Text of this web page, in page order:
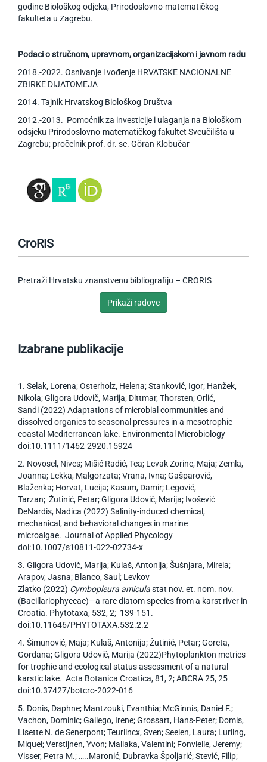
godine Biološkog odjeka, Prirodoslovno-matematičkog
fakulteta u Zagrebu.
Podaci o stručnom, upravnom, organizacijskom i javnom radu
2018.-2022. Osnivanje i vođenje HRVATSKE NACIONALNE
ZBIRKE DIJATOMEJA
2014. Tajnik Hrvatskog Biološkog Društva
2012.-2013. Pomoćnik za investicije i ulaganja na Biološkom
odsjeku Prirodoslovno-matematičkog fakultet Sveučilišta u
Zagrebu; pročelnik prof. dr. sc. Göran Klobučar
CroRIS
Pretraži Hrvatsku znanstvenu bibliografiju – CRORIS
Prikaži radove
Izabrane publikacije
1. Selak, Lorena; Osterholz, Helena; Stanković, Igor; Hanžek,
Nikola; Gligora Udovič, Marija; Dittmar, Thorsten; Orlić,
Sandi (2022) Adaptations of microbial communities and
dissolved organics to seasonal pressures in a mesotrophic
coastal Mediterranean lake. Environmental Microbiology
doi:10.1111/1462-2920.15924
2. Novosel, Nives; Mišić Radić, Tea; Levak Zorinc, Maja; Zemla,
Joanna; Lekka, Malgorzata; Vrana, Ivna; Gašparović,
Blaženka; Horvat, Lucija; Kasum, Damir; Legović,
Tarzan; Žutinić, Petar; Gligora Udovič, Marija; Ivošević
DeNardis, Nadica (2022) Salinity-induced chemical,
mechanical, and behavioral changes in marine
microalgae. Journal of Applied Phycology
doi:10.1007/s10811-022-02734-x
3. Gligora Udovič, Marija; Kulaš, Antonija; Šušnjara, Mirela;
Arapov, Jasna; Blanco, Saul; Levkov
Zlatko (2022) Cymbopleura amiculastat nov. et. nom. nov.
(Bacillariophyceae)—a rare diatom species from a karst river in
Croatia. Phytotaxa, 532, 2; 139-151.
doi:10.11646/PHYTOTAXA.532.2.2
4. Šimunović, Maja; Kulaš, Antonija; Žutinić, Petar; Goreta,
Gordana; Gligora Udovič, Marija (2022)Phytoplankton metrics
for trophic and ecological status assessment of a natural
karstic lake. Acta Botanica Croatica, 81, 2; ABCRA 25, 25
doi:10.37427/botcro-2022-016
5. Donis, Daphne; Mantzouki, Evanthia; McGinnis, Daniel F.;
Vachon, Dominic; Gallego, Irene; Grossart, Hans-Peter; Domis,
Lisette N. de Senerpont; Teurlincx, Sven; Seelen, Laura; Lurling,
Miquel; Verstijnen, Yvon; Maliaka, Valentini; Fonvielle, Jeremy;
Visser, Petra M.; …..Maronić, Dubravka Špoljarić; Stević, Filip;